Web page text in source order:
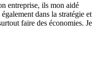
entreprise, ils mon aidé
dans la stratégie et
faire des économies. Je